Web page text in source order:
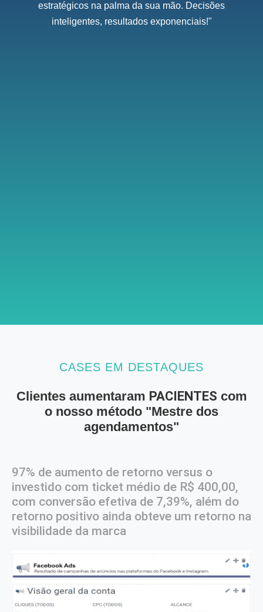
estratégicos na palma da sua mão. Decisões
inteligentes, resultados exponenciais!"
CASES EM DESTAQUES
Clientes aumentaram PACIENTES com
o nosso método "Mestre dos
agendamentos"
97% de aumento de retorno versus o
investido com ticket médio de R$ 400,00,
com conversão efetiva de 7,39%, além do
retorno positivo ainda obteve um retorno na
visibilidade da marca